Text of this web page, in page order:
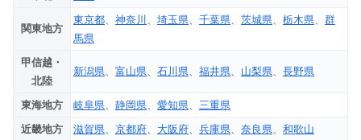
関東地方
東京都、 神奈川 、 埼玉県、 千葉県、 茨城県、 栃木県、 群
馬県
甲信越・
北陸
新潟県、 富山県、 石川県、 福井県、 山梨県、 長野県
東海地方 岐阜県、 静岡県、 愛知県、 三重県
近畿地方
滋賀県、 京都府、 大阪府、 兵庫県、 奈良県、 和歌山